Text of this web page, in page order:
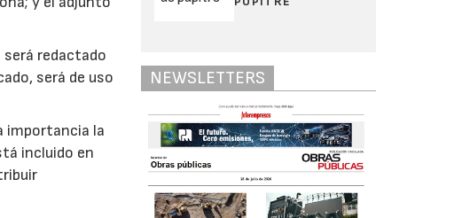
redactado
será de uso
importancia la
incluido en
NEWSLETTERS